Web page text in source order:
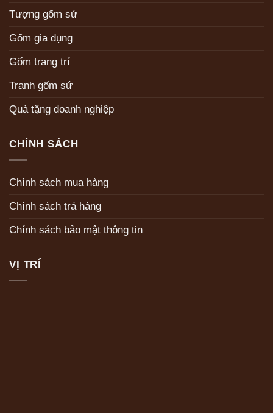
Tượng gốm sứ
Gốm gia dụng
Gốm trang trí
Tranh gốm sứ
Quà tặng doanh nghiệp
CHÍNH SÁCH
Chính sách mua hàng
Chính sách trả hàng
Chính sách bảo mật thông tin
VỊ TRÍ